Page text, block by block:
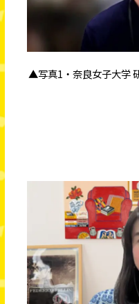
▲写真1・奈良女子大学